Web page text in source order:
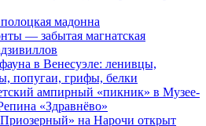
мадонна
— забытая магнатская
в Венесуэле: ленивцы,
попугаи, грифы, белки
ампирный «пикник» в Музее-
«Здравнёво»
на Нарочи открыт